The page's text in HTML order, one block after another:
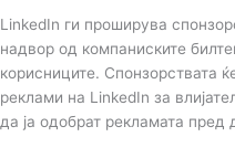
LinkedIn ги проширува
надвор од компаниските
корисниците. Спонзорствата
реклами на LinkedIn за
да ја одобрат рекламата пред